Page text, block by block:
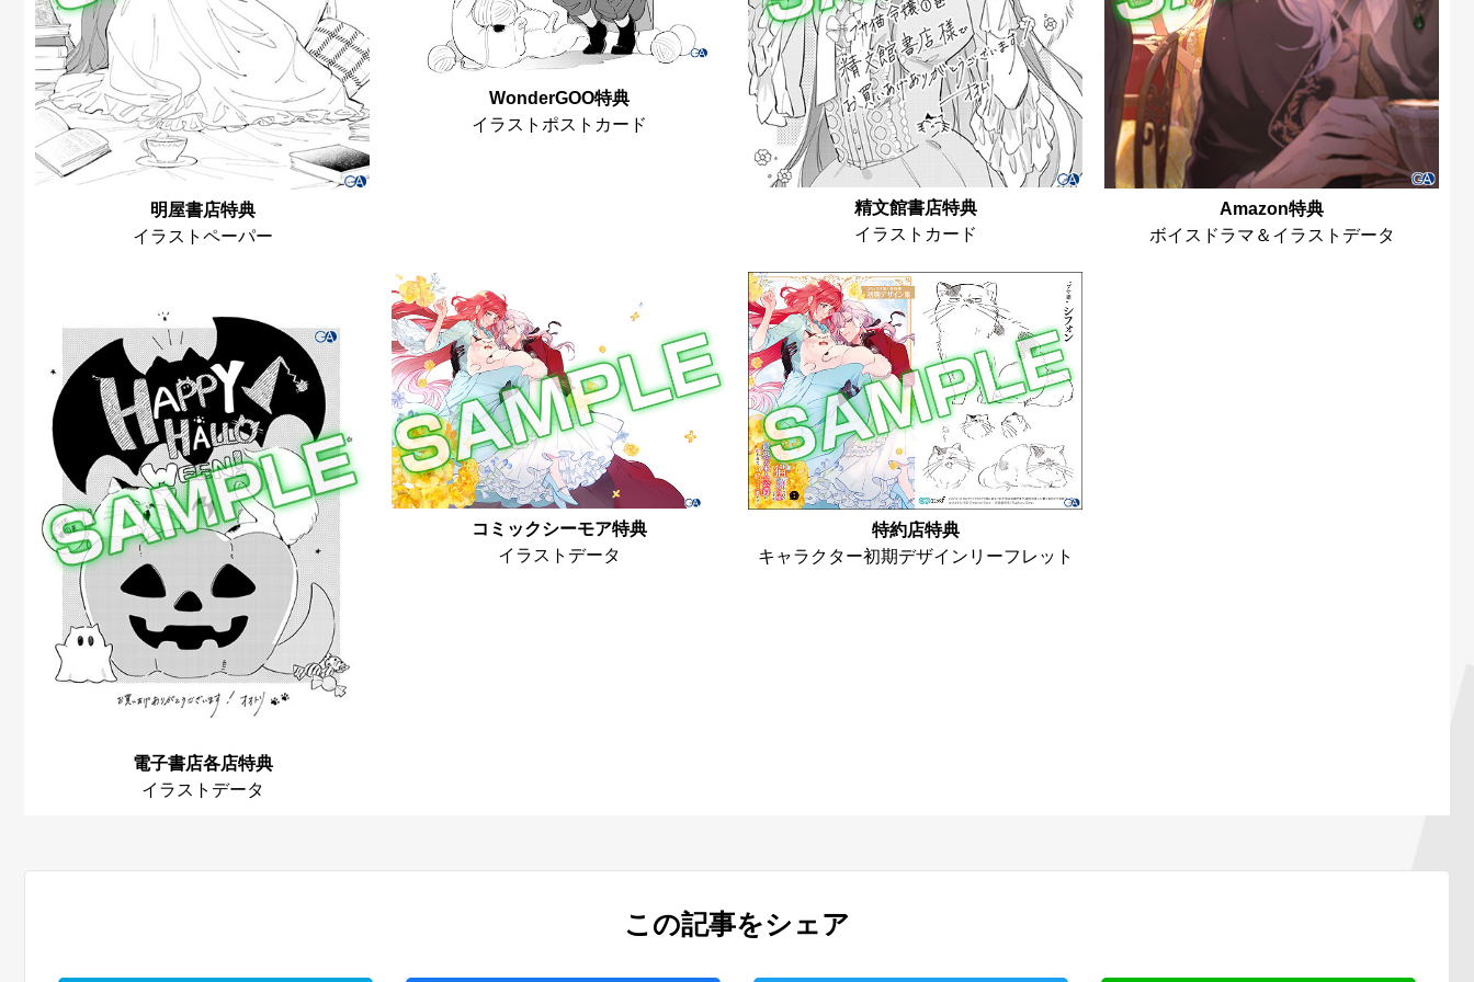
明屋書店特典
イラストペーパー
WonderGOO特典
イラストポストカード
精文館書店特典
イラストカード
Amazon特典
ボイスドラマ＆イラストデータ
電子書店各店特典
イラストデータ
コミックシーモア特典
イラストデータ
特約店特典
キャラクター初期デザインリーフレット
この記事をシェア